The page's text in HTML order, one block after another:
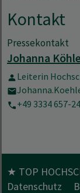
Kontakt
Pressekontakt
Johanna
Leiterin
+49 3334 657-
★ TOP
Datenschutz